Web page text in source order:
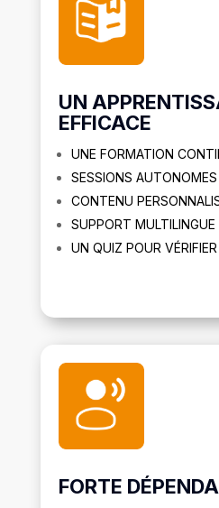
UN
EFFICACE
UNE FORMATION
SESSIONS AUTONOMES
CONTENU
SUPPORT MULTILINGUE
UN QUIZ POUR VÉRIFIER
FORTE